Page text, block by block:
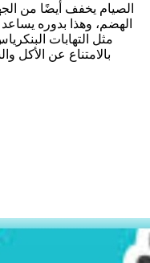
الهضم، وهذا بدوره
مثل التهابات